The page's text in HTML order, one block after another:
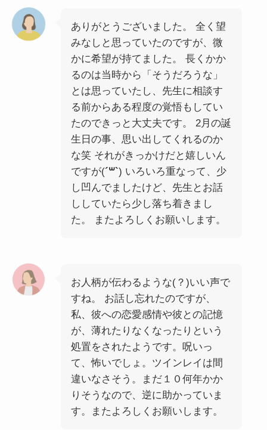
ありがとうございました。 全く望
みなしと思っていたのですが、微
かに希望が持てました。 長くかか
るのは当時から「そうだろうな」
とは思っていたし、先生に相談す
る前からある程度の覚悟もしてい
たのできっと大丈夫です。 2月の誕
生日の事、思い出してくれるのか
な笑 それがきっかけだと嬉しいん
ですが(´꒳`) いろいろ重なって、少
し凹んでましたけど、先生とお話
ししていたら少し落ち着きまし
た。 またよろしくお願いします。
お人柄が伝わるような(？)いい声で
すね。 お話し忘れたのですが、
私、彼への恋愛感情や彼との記憶
が、薄れたりなくなったりという
処置をされたようです。呪いっ
て、怖いでしょ。ツインレイは間
違いなさそう。まだ１０何年かか
りそうなので、逆に助かっていま
す。またよろしくお願いします。